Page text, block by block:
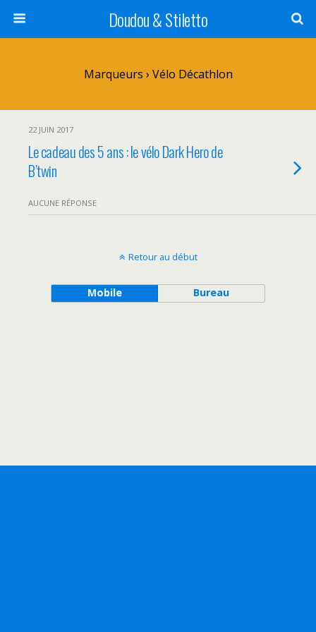
Doudou & Stiletto
Marqueurs › Vélo Décathlon
22 JUIN 2017
Le cadeau des 5 ans : le vélo Dark Hero de
B’twin
AUCUNE RÉPONSE
Retour au début
Mobile Bureau